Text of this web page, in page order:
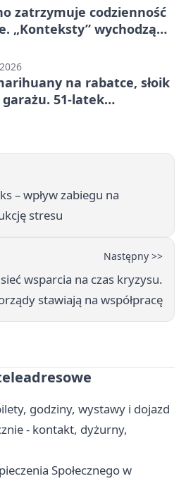
zatrzymuje codzienność
„Konteksty” wychodzą
na rabatce, słoik
51-latek
– wpływ zabiegu na
stresu
Następny >>
wsparcia na czas kryzysu.
stawiają na współpracę
godziny, wystawy i dojazd
- kontakt, dyżurny,
Społecznego w